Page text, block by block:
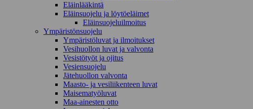
Eläinlääkintä
Eläinsuojelu ja löytöeläimet
Eläinsuojeluilmoitus
Ympäristönsuojelu
Ympäristöluvat ja ilmoitukset
Vesihuollon luvat ja valvonta
Vesistötyöt ja ojitus
Vesiensuojelu
Jätehuollon valvonta
Maasto- ja vesiliikenteen luvat
Maisematyöluvat
Maa-ainesten otto